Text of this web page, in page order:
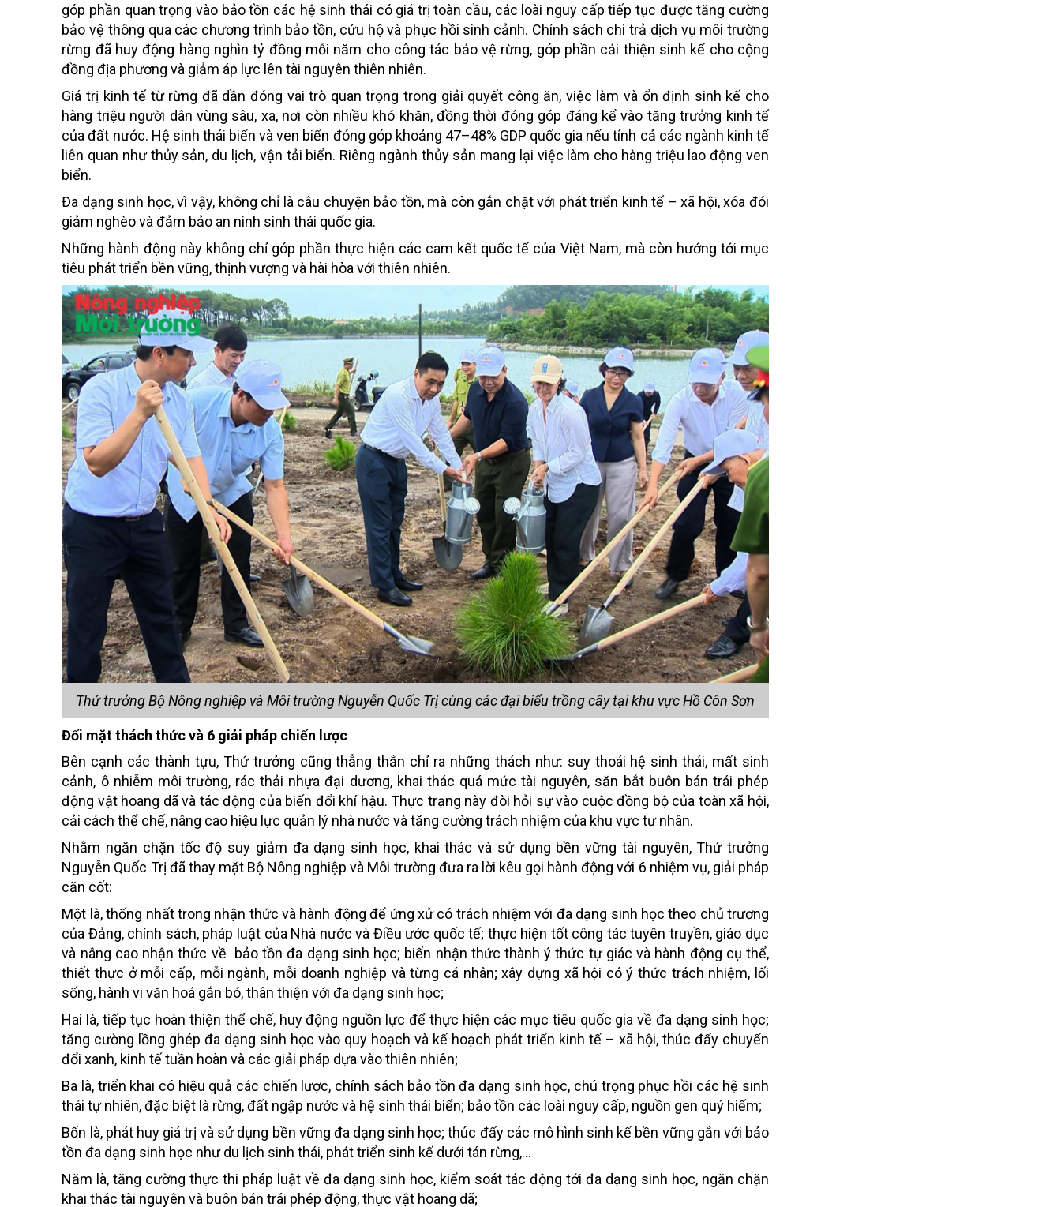
góp phần quan trọng vào bảo tồn các hệ sinh thái có giá trị toàn cầu, các loài nguy cấp tiếp tục được tăng cường
bảo vệ thông qua các chương trình bảo tồn, cứu hộ và phục hồi sinh cảnh. Chính sách chi trả dịch vụ môi trường
rừng đã huy động hàng nghìn tỷ đồng mỗi năm cho công tác bảo vệ rừng, góp phần cải thiện sinh kế cho cộng
đồng địa phương và giảm áp lực lên tài nguyên thiên nhiên.
Giá trị kinh tế từ rừng đã dần đóng vai trò quan trọng trong giải quyết công ăn, việc làm và ổn định sinh kế cho
hàng triệu người dân vùng sâu, xa, nơi còn nhiều khó khăn, đồng thời đóng góp đáng kể vào tăng trưởng kinh tế
của đất nước. Hệ sinh thái biển và ven biển đóng góp khoảng 47–48% GDP quốc gia nếu tính cả các ngành kinh tế
liên quan như thủy sản, du lịch, vận tải biển. Riêng ngành thủy sản mang lại việc làm cho hàng triệu lao động ven
biển.
Đa dạng sinh học, vì vậy, không chỉ là câu chuyện bảo tồn, mà còn gắn chặt với phát triển kinh tế – xã hội, xóa đói
giảm nghèo và đảm bảo an ninh sinh thái quốc gia.
Những hành động này không chỉ góp phần thực hiện các cam kết quốc tế của Việt Nam, mà còn hướng tới mục
tiêu phát triển bền vững, thịnh vượng và hài hòa với thiên nhiên.
Thứ trưởng Bộ Nông nghiệp và Môi trường Nguyễn Quốc Trị cùng các đại biểu trồng cây tại khu vực Hồ Côn Sơn
Đối mặt thách thức và 6 giải pháp chiến lược
Bên cạnh các thành tựu, Thứ trưởng cũng thẳng thắn chỉ ra những thách như: suy thoái hệ sinh thái, mất sinh
cảnh, ô nhiễm môi trường, rác thải nhựa đại dương, khai thác quá mức tài nguyên, săn bắt buôn bán trái phép
động vật hoang dã và tác động của biến đổi khí hậu. Thực trạng này đòi hỏi sự vào cuộc đồng bộ của toàn xã hội,
cải cách thể chế, nâng cao hiệu lực quản lý nhà nước và tăng cường trách nhiệm của khu vực tư nhân.
Nhằm ngăn chặn tốc độ suy giảm đa dạng sinh học, khai thác và sử dụng bền vững tài nguyên, Thứ trưởng
Nguyễn Quốc Trị đã thay mặt Bộ Nông nghiệp và Môi trường đưa ra lời kêu gọi hành động với 6 nhiệm vụ, giải pháp
căn cốt:
Một là, thống nhất trong nhận thức và hành động để ứng xử có trách nhiệm với đa dạng sinh học theo chủ trương
của Đảng, chính sách, pháp luật của Nhà nước và Điều ước quốc tế; thực hiện tốt công tác tuyên truyền, giáo dục
và nâng cao nhận thức về bảo tồn đa dạng sinh học; biến nhận thức thành ý thức tự giác và hành động cụ thể,
thiết thực ở mỗi cấp, mỗi ngành, mỗi doanh nghiệp và từng cá nhân; xây dựng xã hội có ý thức trách nhiệm, lối
sống, hành vi văn hoá gắn bó, thân thiện với đa dạng sinh học;
Hai là, tiếp tục hoàn thiện thể chế, huy động nguồn lực để thực hiện các mục tiêu quốc gia về đa dạng sinh học;
tăng cường lồng ghép đa dạng sinh học vào quy hoạch và kế hoạch phát triển kinh tế – xã hội, thúc đẩy chuyển
đổi xanh, kinh tế tuần hoàn và các giải pháp dựa vào thiên nhiên;
Ba là, triển khai có hiệu quả các chiến lược, chính sách bảo tồn đa dạng sinh học, chú trọng phục hồi các hệ sinh
thái tự nhiên, đặc biệt là rừng, đất ngập nước và hệ sinh thái biển; bảo tồn các loài nguy cấp, nguồn gen quý hiếm;
Bốn là, phát huy giá trị và sử dụng bền vững đa dạng sinh học; thúc đẩy các mô hình sinh kế bền vững gắn với bảo
tồn đa dạng sinh học như du lịch sinh thái, phát triển sinh kế dưới tán rừng,…
Năm là, tăng cường thực thi pháp luật về đa dạng sinh học, kiểm soát tác động tới đa dạng sinh học, ngăn chặn
khai thác tài nguyên và buôn bán trái phép động, thực vật hoang dã;